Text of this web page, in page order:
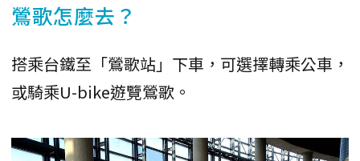
鶯歌怎麼去？
搭乘台鐵至「鶯歌站」下車，可選擇轉乘公車，
或騎乘U-bike遊覽鶯歌。